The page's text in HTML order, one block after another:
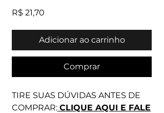
R$ 21,70
Adicionar ao carrinho
Comprar
TIRE SUAS DÚVIDAS ANTES DE
COMPRAR: CLIQUE AQUI E FALE